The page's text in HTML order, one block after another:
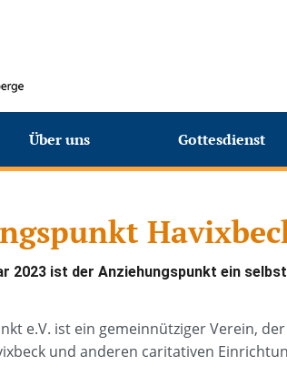
Über uns Gottesdienst
2023 ist der Anziehungspunkt ein
e.V. ist ein gemeinnütziger Verein,
und anderen caritativen